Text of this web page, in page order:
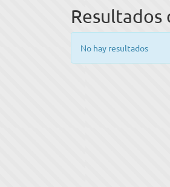
Resultados
No hay resultados